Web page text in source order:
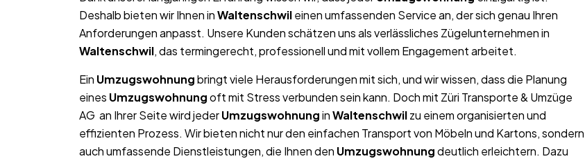
Deshalb bieten wir Ihnen inWaltenschwileinen umfassenden Service an, der sich genau Ihren
Anforderungen anpasst. Unsere Kunden schätzen uns als verlässliches Zügelunternehmen in
Waltenschwil, das termingerecht, professionell und mit vollem Engagement arbeitet.
Ein Umzugswohnungbringt viele Herausforderungen mit sich, und wir wissen, dass die Planung
eines Umzugswohnungoft mit Stress verbunden sein kann. Doch mit Züri Transporte & Umzüge
AG an Ihrer Seite wird jederUmzugswohnunginWaltenschwilzu einem organisierten und
effizienten Prozess. Wir bieten nicht nur den einfachen Transport von Möbeln und Kartons, sondern
auch umfassende Dienstleistungen, die Ihnen den Umzugswohnungdeutlich erleichtern. Dazu